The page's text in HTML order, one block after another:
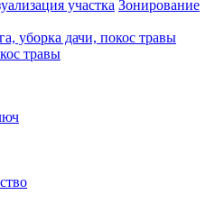
участка Зонирование
уборка дачи, покос травы
травы